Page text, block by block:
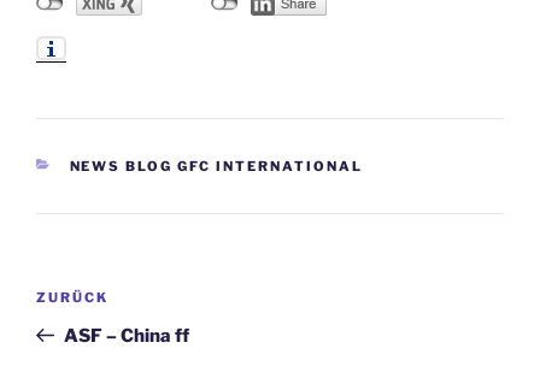
KATEGORIEN
NEWS BLOG GFC INTERNATIONAL
Beitragsnavigation
Vorheriger
Beitrag
ZURÜCK
ASF – China ff